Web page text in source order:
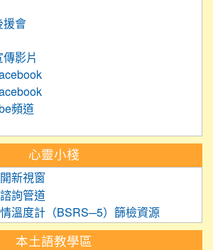
援會
影片
頻道
心靈小棧
詢管道
溫度計（BSRS─5）篩檢資源
本土語教學區